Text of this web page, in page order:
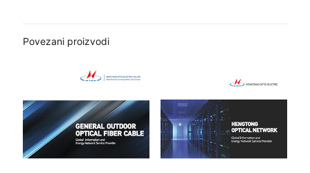
Povezani proizvodi